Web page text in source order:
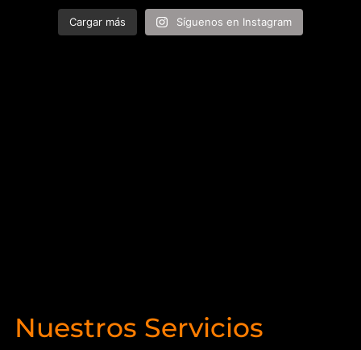
Cargar más Síguenos en Instagram
Nuestros Servicios